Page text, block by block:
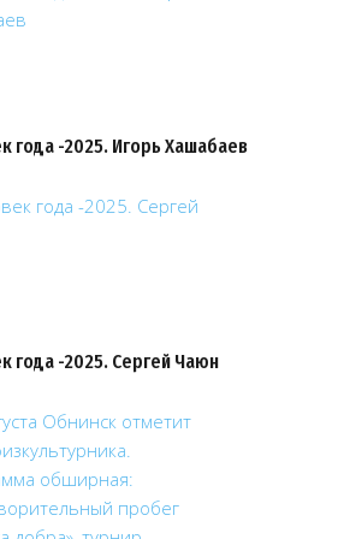
года -2025. Игорь Хашабаев
года -2025. Сергей Чаюн